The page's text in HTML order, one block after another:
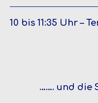
10 bis 11:35 Uhr –
……. und die